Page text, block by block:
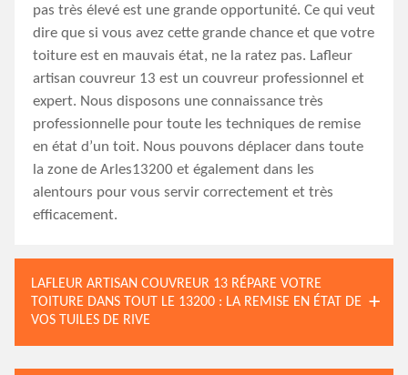
pas très élevé est une grande opportunité. Ce qui veut
dire que si vous avez cette grande chance et que votre
toiture est en mauvais état, ne la ratez pas. Lafleur
artisan couvreur 13 est un couvreur professionnel et
expert. Nous disposons une connaissance très
professionnelle pour toute les techniques de remise
en état d’un toit. Nous pouvons déplacer dans toute
la zone de Arles13200 et également dans les
alentours pour vous servir correctement et très
efficacement.
LAFLEUR ARTISAN COUVREUR 13 RÉPARE VOTRE
TOITURE DANS TOUT LE 13200 : LA REMISE EN ÉTAT DE
VOS TUILES DE RIVE